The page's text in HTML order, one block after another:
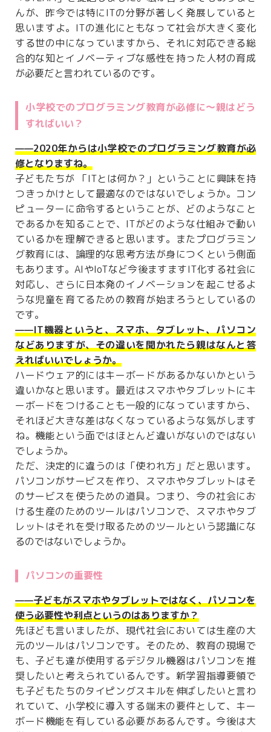
んが、昨今では特にITの分野が著しく発展していると
思いますよ。ITの進化にともなって社会が大きく変化
する世の中になっていますから、それに対応できる総
合的な知とイノベーティブな感性を持った人材の育成
が必要だと言われているのです。
小学校でのプログラミング教育が必修に～親はどう
すればいい？
——2020年からは小学校でのプログラミング教育が必
修となりますね。
子どもたちが 「ITとは何か？」ということに興味を持
つきっかけとして最適なのではないでしょうか。コン
ピューターに命令するということが、どのようなこと
であるかを知ることで、ITがどのような仕組みで動い
ているかを理解できると思います。またプログラミン
グ教育には、論理的な思考方法が身につくという側面
もあります。AIやIoTなど今後ますますIT化する社会に
対応し、さらに日本発のイノベーションを起こせるよ
うな児童を育てるための教育が始まろうとしているの
です。
——IT機器というと、スマホ、タブレット、パソコン
などありますが、その違いを聞かれたら親はなんと答
えればいいでしょうか。
ハードウェア的にはキーボードがあるかないかという
違いかなと思います。最近はスマホやタブレットにキ
ーボードをつけることも一般的になっていますから、
それほど大きな差はなくなっているような気がします
ね。機能という面ではほとんど違いがないのではない
でしょうか。
ただ、決定的に違うのは「使われ方」だと思います。
パソコンがサービスを作り、スマホやタブレットはそ
のサービスを使うための道具。つまり、今の社会にお
ける生産のためのツールはパソコンで、スマホやタブ
レットはそれを受け取るためのツールという認識にな
るのではないでしょうか。
パソコンの重要性
——子どもがスマホやタブレットではなく、パソコンを
使う必要性や利点というのはありますか？
先ほども言いましたが、現代社会においては生産の大
元のツールはパソコンです。そのため、教育の現場で
も、子ども達が使用するデジタル機器はパソコンを推
奨したいと考えられているんです。新学習指導要領で
も子どもたちのタイピングスキルを伸ばしたいと言わ
れていて、小学校に導入する端末の要件として、キー
ボード機能を有している必要があるんです。今後は大